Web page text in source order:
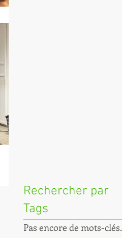
Rechercher par
Tags
Pas encore de mots-clés.